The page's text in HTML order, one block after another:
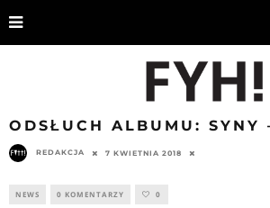
ODSŁUCH ALBUMU: SYNY
REDAKCJA 7 KWIETNIA 2018
NEWS 0 KOMENTARZY 0